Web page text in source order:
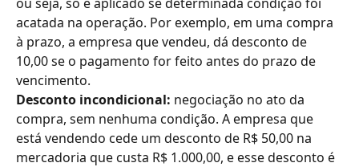
acatada na operação. Por exemplo, em uma compra
à prazo, a empresa que vendeu, dá desconto de
10,00 se o pagamento for feito antes do prazo de
vencimento.
Desconto incondicional: negociação no ato da
compra, sem nenhuma condição. A empresa que
está vendendo cede um desconto de R$ 50,00 na
mercadoria que custa R$ 1.000,00, e esse desconto é